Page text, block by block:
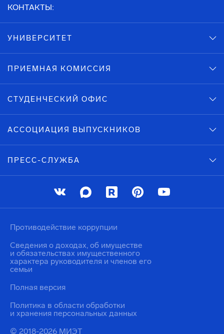
КОНТАКТЫ:
УНИВЕРСИТЕТ
ПРИЕМНАЯ КОМИССИЯ
СТУДЕНЧЕСКИЙ ОФИС
АССОЦИАЦИЯ ВЫПУСКНИКОВ
ПРЕСС-СЛУЖБА
© 2018-2026 МИЭТ
Политика в области обработки
и хранения персональных данных
Противодействие коррупции
Сведения о доходах, об имуществе
и обязательствах имущественного
характера руководителя и членов его
семьи
Полная версия